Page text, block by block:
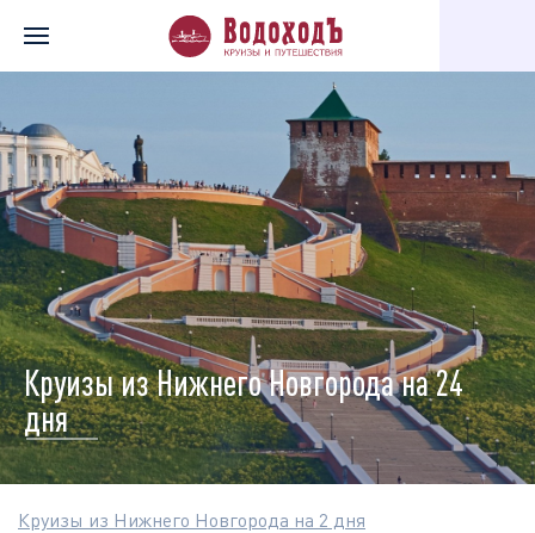
Главная Перечень всех доступных круизов
Круизы из Нижнего Новгорода на 24
дня
Круизы из Нижнего Новгорода на 2 дня